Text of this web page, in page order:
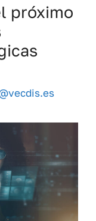
próximo